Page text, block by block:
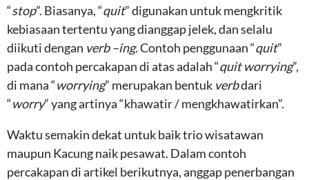
“stop”. Biasanya, “quit” digunakan untuk mengkritik
kebiasaan tertentu yang dianggap jelek, dan selalu
diikuti dengan verb –ing.Contoh penggunaan “quit”
pada contoh percakapan di atas adalah “quit worrying”,
di mana “worrying” merupakan bentuk verbdari
“worry” yang artinya “khawatir / mengkhawatirkan”.
Waktu semakin dekat untuk baik trio wisatawan
maupun Kacung naik pesawat. Dalam contoh
percakapan di artikel berikutnya, anggap penerbangan